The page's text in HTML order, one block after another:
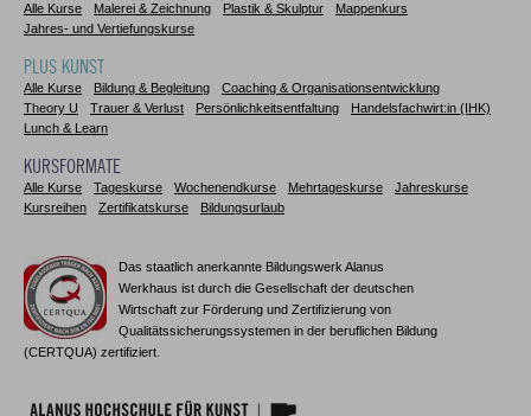
Alle Kurse Malerei & Zeichnung Plastik & Skulptur
Mappenkurs
Jahres- und Vertiefungskurse
PLUS KUNST
Alle Kurse Bildung & Begleitung
Coaching & Organisationsentwicklung
Theory U
Trauer & Verlust Persönlichkeitsentfaltung
Handelsfachwirt:in (IHK)
Lunch & Learn
KURSFORMATE
Alle Kurse Tageskurse Wochenendkurse Mehrtageskurse
Jahreskurse
Kursreihen
Zertifikatskurse Bildungsurlaub
Das staatlich anerkannte Bildungswerk Alanus
Werkhaus ist durch die Gesellschaft der deutschen
Wirtschaft zur Förderung und Zertifizierung von
Qualitätssicherungssystemen in der beruflichen Bildung
(CERTQUA) zertifiziert.